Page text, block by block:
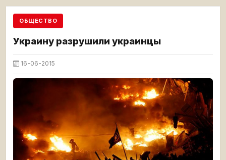
ОБЩЕСТВО
Украину разрушили украинцы
16-06-2015